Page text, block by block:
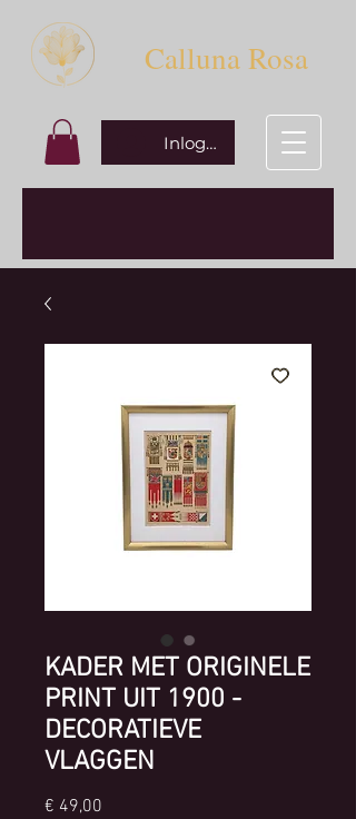
Inloggen
Calluna Rosa
KADER MET ORIGINELE
PRINT UIT 1900 -
DECORATIEVE
VLAGGEN
€ 49,00